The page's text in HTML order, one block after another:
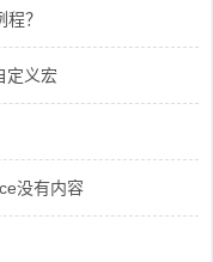
？
定义宏
没有内容